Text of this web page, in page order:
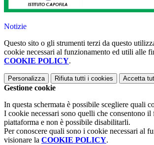
Notizie
Questo sito o gli strumenti terzi da questo
cookie necessari al funzionamento ed utili alle
COOKIE POLICY.
Personalizza Rifiuta tutti i cookies Accetta
Gestione cookie
In questa schermata è possibile scegliere quali
I cookie necessari sono quelli che consentono il
piattaforma e non è possibile disabilitarli.
Per conoscere quali sono i cookie necessari al
visionare la COOKIE POLICY.